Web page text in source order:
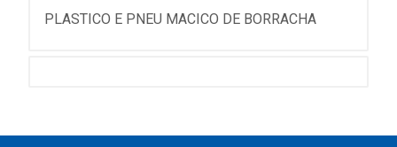
PLASTICO E PNEU MACICO DE BORRACHA